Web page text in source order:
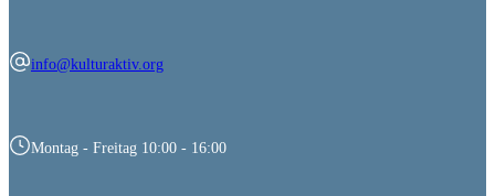
info@kulturaktiv.org
Montag - Freitag 10:00 - 16:00